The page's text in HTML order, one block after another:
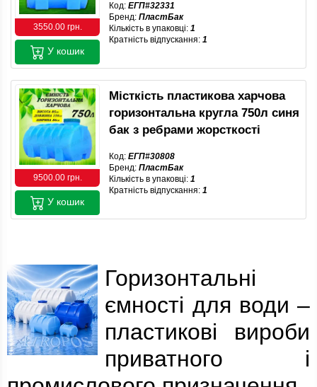
3550.00 грн.
Код: ЕГП#32331
Бренд: ПластБак
Кількість в упаковці: 1
Кратність відпускання: 1
У кошик
9500.00 грн.
Місткість пластикова харчова
горизонтальна кругла 750л синя
бак з ребрами жорсткості
Код: ЕГП#30808
Бренд: ПластБак
Кількість в упаковці: 1
Кратність відпускання: 1
У кошик
Горизонтальні
ємності для води –
пластикові вироби
приватного і